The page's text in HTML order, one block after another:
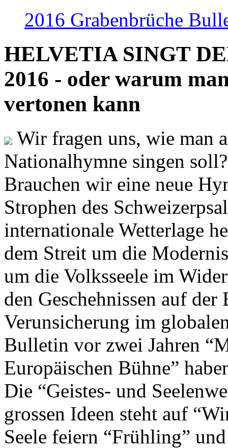
2016 Grabenbrüche
HELVETIA SINGT
2016 - oder warum
vertonen kann
Wir fragen uns, wie man
Nationalhymne singen
Brauchen wir eine neue
Strophen des
internationale Wetterlage
dem Streit um die
um die Volksseele im
den Geschehnissen auf
Verunsicherung im
Bulletin vor zwei Jahren
Europäischen Bühne”
Die “Geistes- und
grossen Ideen steht auf
Seele feiern “Frühling”